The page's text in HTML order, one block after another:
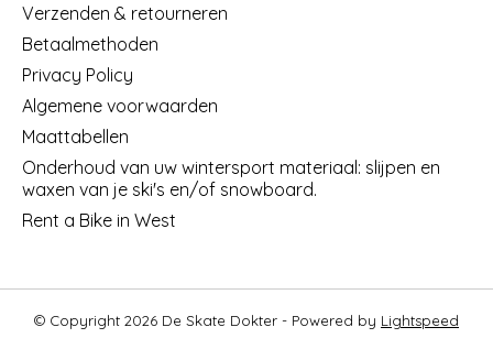
Verzenden & retourneren
Betaalmethoden
Privacy Policy
Algemene voorwaarden
Maattabellen
Onderhoud van uw wintersport materiaal: slijpen en
waxen van je ski's en/of snowboard.
Rent a Bike in West
© Copyright 2026 De Skate Dokter - Powered by Lightspeed